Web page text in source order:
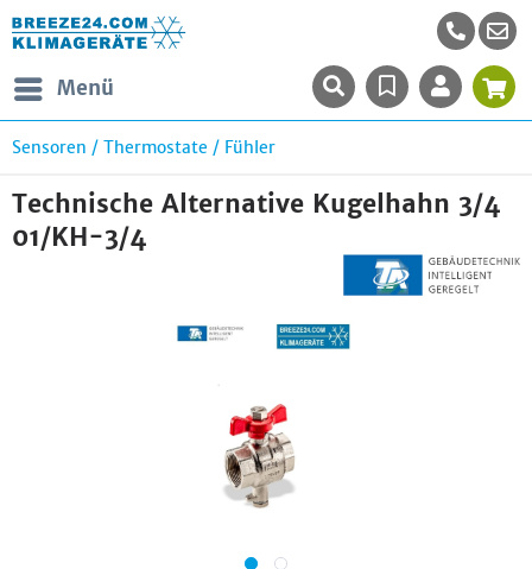
Menü
Sensoren / Thermostate / Fühler
Technische Alternative Kugelhahn 3/4
01/KH-3/4